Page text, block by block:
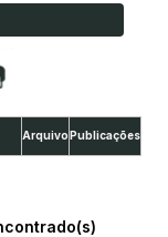
ArquivoPublicações